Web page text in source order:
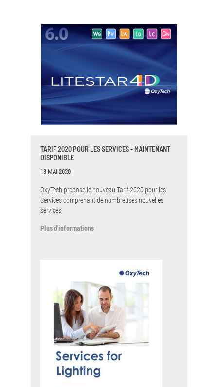
TARIF 2020 POUR LES SERVICES - MAINTENANT
DISPONIBLE
13 MAI 2020
OxyTech propose le nouveau Tarif 2020 pour les
Services comprenant de nombreuses nouvelles
services.
Plus d'informations